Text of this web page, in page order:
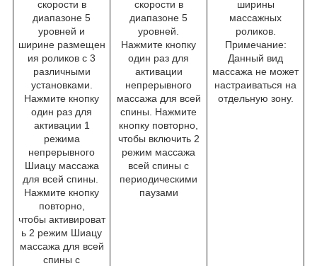
скорости в
диапазоне 5
уровней и
ширине размещен
ия роликов с 3
различными
установками.
Нажмите кнопку
один раз для
активации 1
режима
непрерывного
Шиацу массажа
для всей спины.
Нажмите кнопку
повторно,
чтобы активироват
ь 2 режим Шиацу
массажа для всей
спины с
скорости в
диапазоне 5
уровней.
Нажмите кнопку
один раз для
активации
непрерывного
массажа для всей
спины. Нажмите
кнопку повторно,
чтобы включить 2
режим массажа
всей спины с
периодическими
паузами
ширины
массажных
роликов.
Примечание:
Данный вид
массажа не может
настраиваться на
отдельную зону.